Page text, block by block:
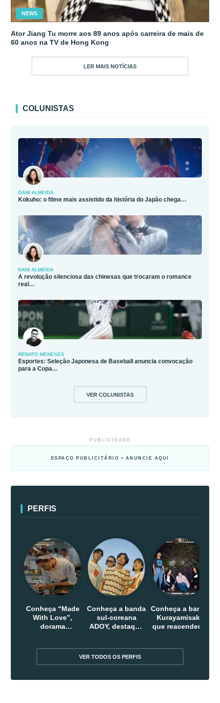
NEWS
Ator Jiang Tu morre aos 89 anos após carreira de mais de
60 anos na TV de Hong Kong
LER MAIS NOTÍCIAS
COLUNISTAS
DANI ALMEIDA
Kokuho: o filme mais assistido da história do Japão chega…
DANI ALMEIDA
A revolução silenciosa das chinesas que trocaram o romance
real…
RENATO MENESES
Esportes: Seleção Japonesa de Baseball anuncia convocação
para a Copa…
VER COLUNISTAS
PUBLICIDADE
ESPAÇO PUBLICITÁRIO • ANUNCIE AQUI
PERFIS
Conheça “Made
With Love”,
dorama
Conheça a banda
sul-coreana
ADOY, destaque
Conheça a banda
Kurayamisaka
que reacendeu o
VER TODOS OS PERFIS